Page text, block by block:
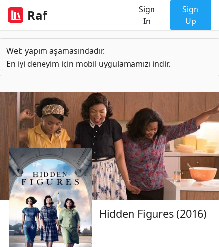
Raf
Sign
In
Sign
Up
Web yapım aşamasındadır.
En iyi deneyim için mobil uygulamamızı indir.
Hidden Figures (2016)